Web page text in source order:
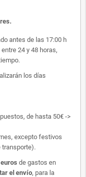
.
antes de las 17:00 h
24 y 48 horas,
los días
de hasta 50€ ->
excepto festivos
transporte).
euros de gastos en
el envío, para la